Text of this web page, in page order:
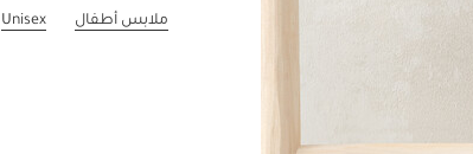
ملابس أطفال
Unisex